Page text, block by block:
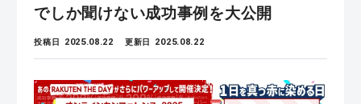
でしか聞けない成功事例を大公開
投稿日 2025.08.22 更新日 2025.08.22